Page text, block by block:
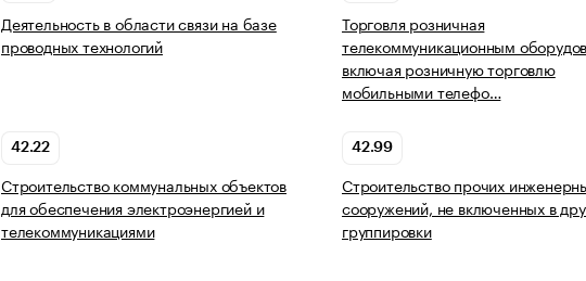
Деятельность в области связи на базе
проводных технологий
Торговля розничная
телекоммуникационным
включая розничную торговлю
мобильными телефо…
42.22
Строительство коммунальных объектов
для обеспечения электроэнергией и
телекоммуникациями
42.99
Строительство прочих
сооружений, не включенных в
группировки